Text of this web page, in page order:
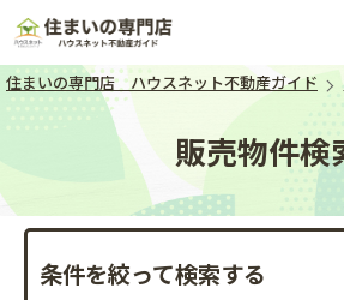
住まいの専門店 ハウスネット不動産ガイド
販売物件検
条件を絞って検索する